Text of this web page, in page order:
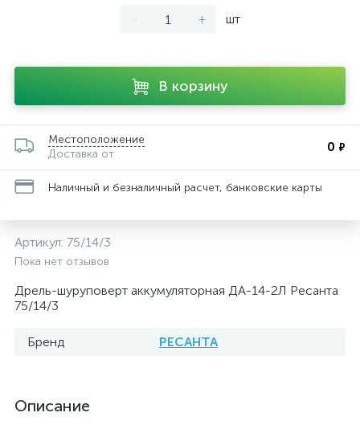
- + шт
В корзину
Местоположение
Доставка от
0 ₽
Наличный и безналичный расчет, банковские карты
Артикул: 75/14/3
Пока нет отзывов
Дрель-шуруповерт аккумуляторная ДА-14-2Л Ресанта
75/14/3
Бренд РЕСАНТА
Описание